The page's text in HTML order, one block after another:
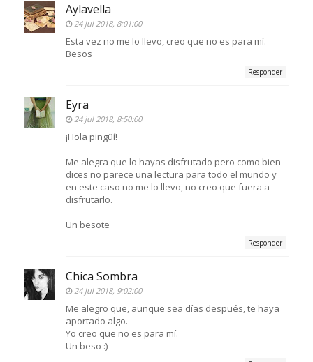
Aylavella
24 jul 2018, 8:01:00
Esta vez no me lo llevo, creo que no es para mí.
Besos
Responder
Eyra
24 jul 2018, 8:50:00
¡Hola pingüí!
Me alegra que lo hayas disfrutado pero como bien
dices no parece una lectura para todo el mundo y
en este caso no me lo llevo, no creo que fuera a
disfrutarlo.
Un besote
Responder
Chica Sombra
24 jul 2018, 9:02:00
Me alegro que, aunque sea días después, te haya
aportado algo.
Yo creo que no es para mí.
Un beso :)